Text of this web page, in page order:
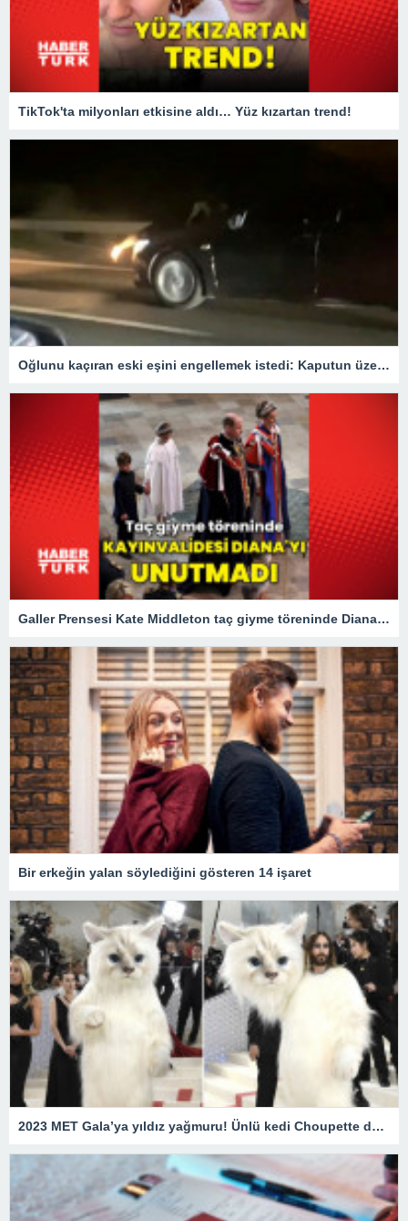
TikTok'ta milyonları etkisine aldı… Yüz kızartan trend!
Oğlunu kaçıran eski eşini engellemek istedi: Kaputun üzerinde 40 km gitti
Galler Prensesi Kate Middleton taç giyme töreninde Diana'yı unutmadı
Bir erkeğin yalan söylediğini gösteren 14 işaret
2023 MET Gala’ya yıldız yağmuru! Ünlü kedi Choupette de unutulmadı